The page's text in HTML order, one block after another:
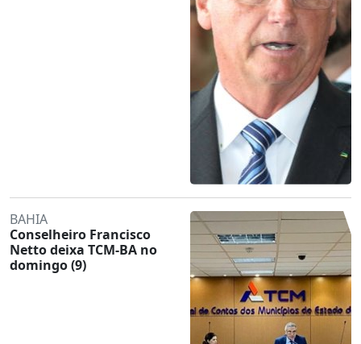
BAHIA
Conselheiro Francisco
Netto deixa TCM-BA no
domingo (9)